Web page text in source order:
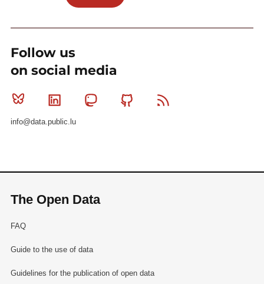
Follow us
on social media
Bluesky Linkedin MastodonGithub
info@data.public.lu
The Open Data
FAQ
Guide to the use of data
Guidelines for the publication of open data